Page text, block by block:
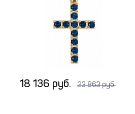
18 136 руб. 23 863 руб.